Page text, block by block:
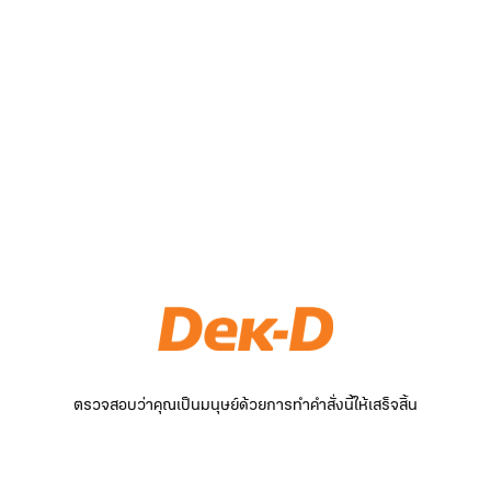
ตรวจสอบว่าคุณเป็นมนุษย์ด้วยการทำคำสั่งนี้ให้เสร็จสิ้น